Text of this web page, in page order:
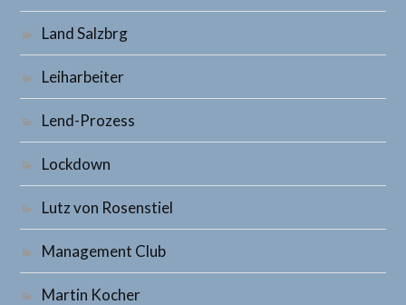
Land Salzbrg
Leiharbeiter
Lend-Prozess
Lockdown
Lutz von Rosenstiel
Management Club
Martin Kocher